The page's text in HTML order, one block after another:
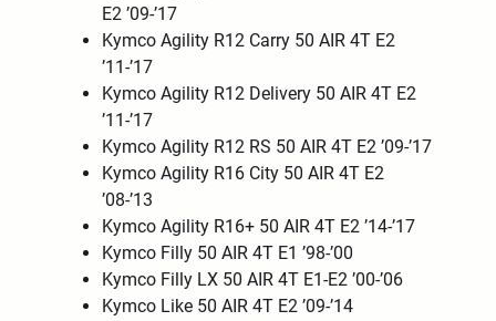
E2 ’09-’17
Kymco Agility R12 Carry 50 AIR 4T E2
’11-’17
Kymco Agility R12 Delivery 50 AIR 4T E2
’11-’17
Kymco Agility R12 RS 50 AIR 4T E2 ’09-’17
Kymco Agility R16 City 50 AIR 4T E2
’08-’13
Kymco Agility R16+ 50 AIR 4T E2 ’14-’17
Kymco Filly 50 AIR 4T E1 ’98-’00
Kymco Filly LX 50 AIR 4T E1-E2 ’00-’06
Kymco Like 50 AIR 4T E2 ’09-’14